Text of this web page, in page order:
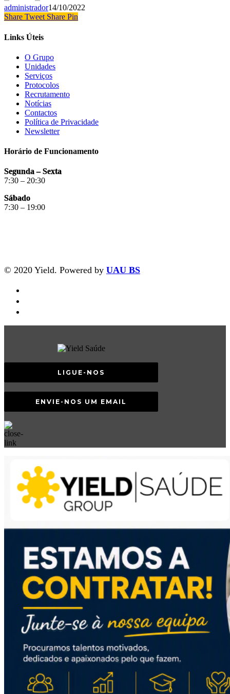
administrador14/10/2022
Share Tweet Share Pin
Links Úteis
O Grupo
Unidades
Serviços
Protocolos
Recrutamento
Notícias
Contactos
Política de Privacidade
Newsletter
Horário de Funcionamento
Segunda – Sexta
7:30 – 20:30
Sábado
7:30 – 19:00
© 2020 Yield. Powered by UAU BS
LIGUE-NOS
ENVIE-NOS UM EMAIL